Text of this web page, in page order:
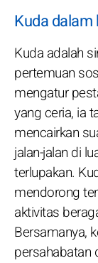
Kuda
Kuda adalah
pertemuan
mengatur
yang ceria, ia
mencairkan
jalan-jalan di
terlupakan.
mendorong
aktivitas
Bersamanya,
persahabatan